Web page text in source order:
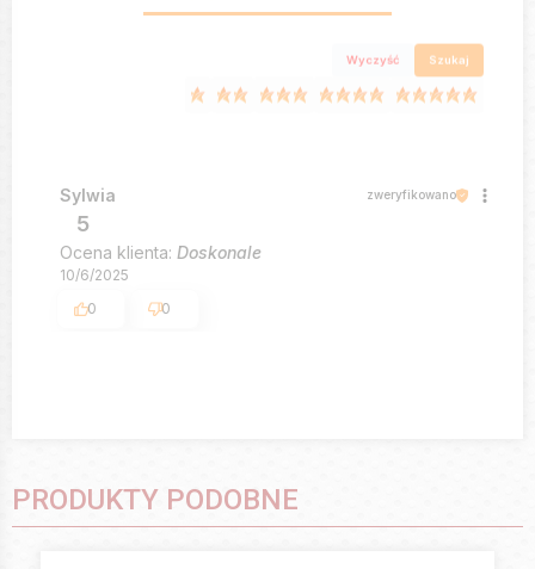
Wyczyść Szukaj
Sylwia zweryfikowano
5
Ocena klienta: Doskonale
10/6/2025
0
0
PRODUKTY PODOBNE